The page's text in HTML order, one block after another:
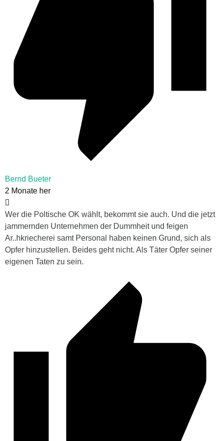
Bernd Bueter
2 Monate her
Wer die Poltische OK wählt, bekommt sie auch. Und die jetzt
jammernden Unternehmen der Dummheit und feigen
Ar..hkriecherei samt Personal haben keinen Grund, sich als
Opfer hinzustellen. Beides geht nicht. Als Täter Opfer seiner
eigenen Taten zu sein.